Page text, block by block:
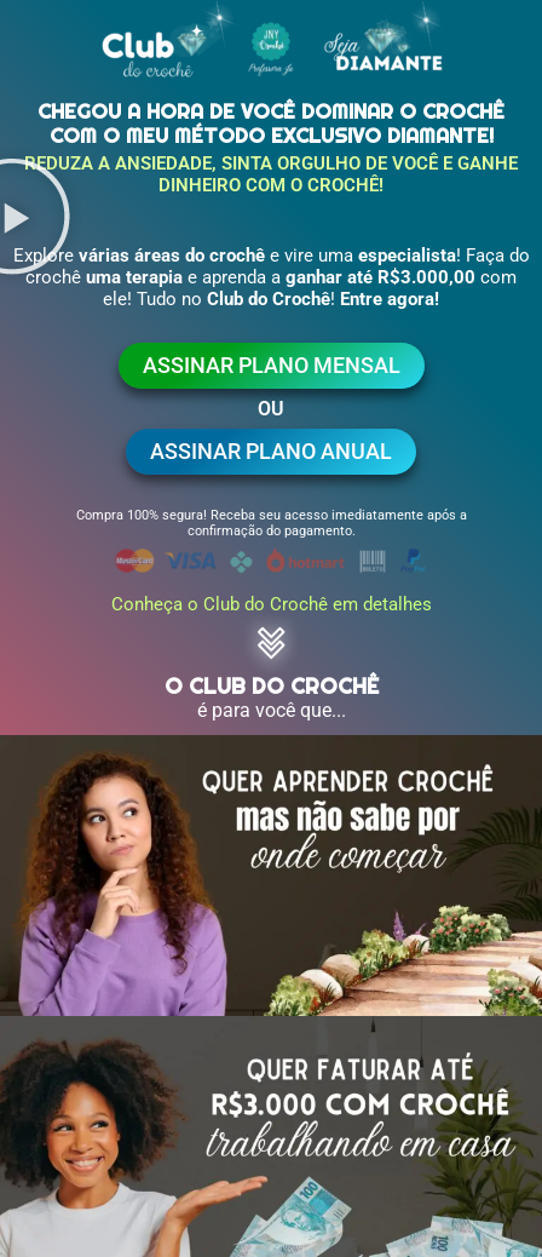
CHEGOU A HORA DE VOCÊ DOMINAR O CROCHÊ
COM O MEU MÉTODO EXCLUSIVO DIAMANTE!
REDUZA A ANSIEDADE, SINTA ORGULHO DE VOCÊ E GANHE
DINHEIRO COM O CROCHÊ!
Explorevárias áreas do crochêe vire uma especialista! Faça do
crochê uma terapia e aprenda a ganhar até R$3.000,00 com
ele! Tudo no Club do Crochê! Entre agora!
ASSINAR PLANO MENSAL
OU
ASSINAR PLANO ANUAL
Compra 100% segura! Receba seu acesso imediatamente após a
confirmação do pagamento.
Conheça o Club do Crochê em detalhes
O CLUB DO CROCHÊ
é para você que...